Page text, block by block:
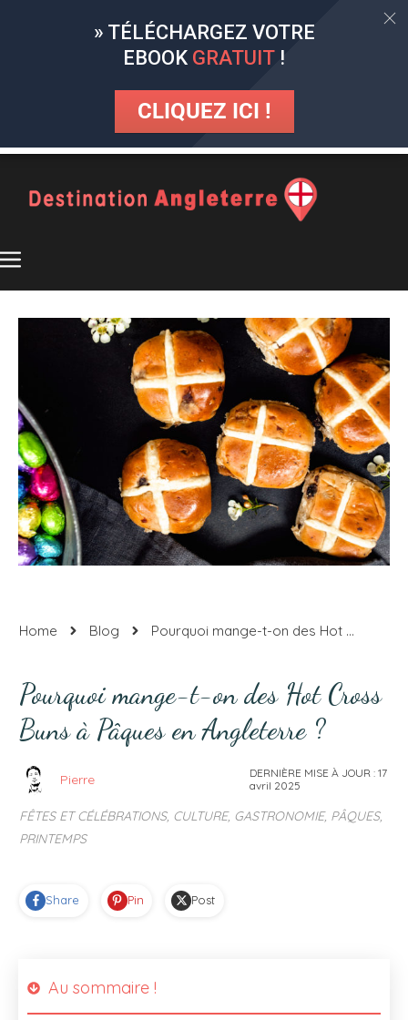
Home Blog Pourquoi mange-t-on des Hot Cross Buns à Pâques en Angleterre ?
Pourquoi mange-t-on des Hot Cross
Buns à Pâques en Angleterre ?
Pierre DERNIÈRE MISE À JOUR :17
avril 2025
FÊTES ET CÉLÉBRATIONS, CULTURE, GASTRONOMIE, PÂQUES,
PRINTEMPS
Share Pin Post
Au sommaire !
» TÉLÉCHARGEZ VOTRE
EBOOK GRATUIT !
CLIQUEZ ICI !